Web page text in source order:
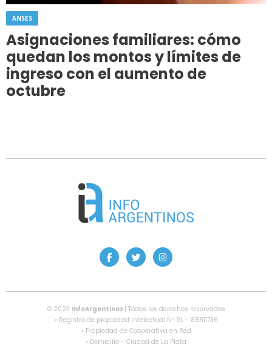
ANSES
Asignaciones familiares: cómo
quedan los montos y límites de
ingreso con el aumento de
octubre
© 2023 InfoArgentinos | Todos los derechos reservados
• Registro de propiedad intelectual Nº RL - 88811736
• Propiedad de Cooperativa en Red
• Domicilio - Ciudad de La Plata